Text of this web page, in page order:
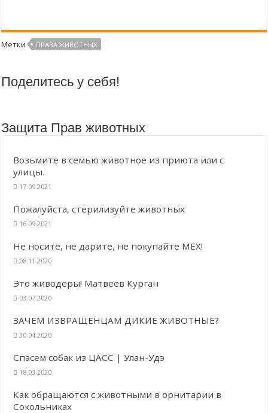
Метки ПРАВА ЖИВОТНЫХ
Поделитесь у себя!
Защита Прав животных
Возьмите в семью животное из приюта или с
улицы.
17.09.2021
Пожалуйста, стерилизуйте животных
16.09.2021
Не носите, не дарите, не покупайте МЕХ!
08.11.2020
Это живодёры! Матвеев Курган
03.07.2020
ЗАЧЕМ ИЗВРАЩЕНЦАМ ДИКИЕ ЖИВОТНЫЕ?
30.04.2020
Спасем собак из ЦАСС | Улан-Удэ
18.03.2020
Как обращаются с животными в орнитарии в
Сокольниках